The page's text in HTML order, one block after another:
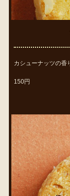
カシューナッツの香
150円